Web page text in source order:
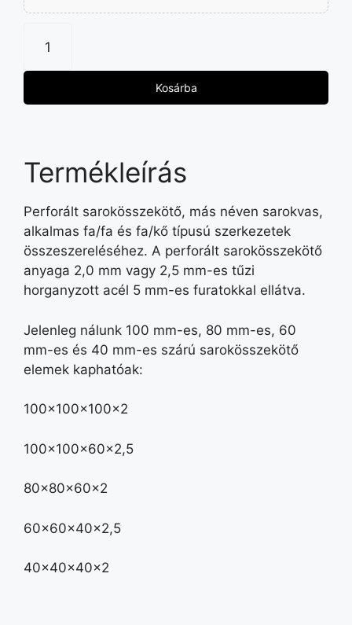
Kosárba
Termékleírás
Perforált sarokösszekötő, más néven sarokvas,
alkalmas fa/fa és fa/kő típusú szerkezetek
összeszereléséhez. A perforált sarokösszekötő
anyaga 2,0 mm vagy 2,5 mm-es tűzi
horganyzott acél 5 mm-es furatokkal ellátva.
Jelenleg nálunk 100 mm-es, 80 mm-es, 60
mm-es és 40 mm-es szárú sarokösszekötő
elemek kaphatóak:
100x100x100x2
100x100x60x2,5
80x80x60x2
60x60x40x2,5
40x40x40x2